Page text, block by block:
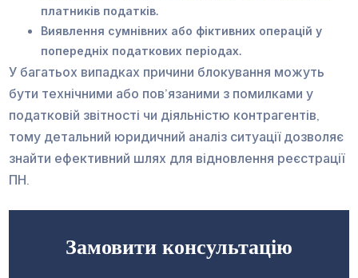
платників податків.
Виявлення сумнівних або фіктивних операцій у
попередніх податкових періодах.
У багатьох випадках причини блокування можуть
бути технічними або пов’язаними з помилками у
податковій звітності чи діяльністю контрагентів,
тому детальний юридичний аналіз ситуації дозволяє
знайти ефективний шлях для відновлення реєстрації
ПН.
Замовити консультацію